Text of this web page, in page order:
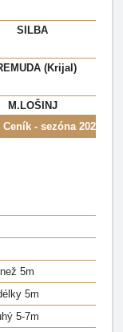
SILBA
(Krijal)
M.LOŠINJ
Ceník - sezóna 2023
5m
5m
5-7m